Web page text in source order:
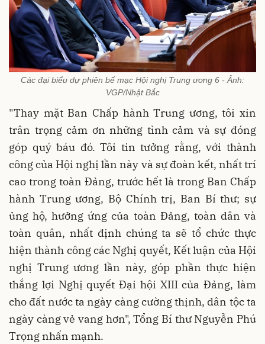
Các đại biểu dự phiên bế mạc Hội nghị Trung ương 6 - Ảnh:
VGP/Nhật Bắc
"Thay mặt Ban Chấp hành Trung ương, tôi xin
trân trọng cảm ơn những tình cảm và sự đóng
góp quý báu đó. Tôi tin tưởng rằng, với thành
công của Hội nghị lần này và sự đoàn kết, nhất trí
cao trong toàn Đảng, trước hết là trong Ban Chấp
hành Trung ương, Bộ Chính trị, Ban Bí thư; sự
ủng hộ, hưởng ứng của toàn Đảng, toàn dân và
toàn quân, nhất định chúng ta sẽ tổ chức thực
hiện thành công các Nghị quyết, Kết luận của Hội
nghị Trung ương lần này, góp phần thực hiện
thắng lợi Nghị quyết Đại hội XIII của Đảng, làm
cho đất nước ta ngày càng cường thịnh, dân tộc ta
ngày càng vẻ vang hơn", Tổng Bí thư Nguyễn Phú
Trọng nhấn mạnh.